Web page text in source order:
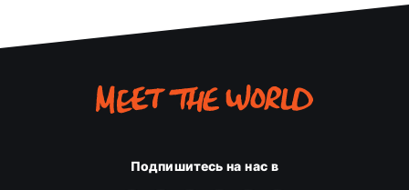
Подпишитесь на нас в